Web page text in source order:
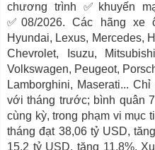
chương trình ✅khuyến
✅08/2026. Các hãng xe
Hyundai, Lexus, Mercedes,
Chevrolet, Isuzu,
Volkswagen, Peugeot,
Lamborghini, Maserati...
với tháng trước; bình quân
cùng kỳ, trong phạm vi mục
tháng đạt 38,06 tỷ USD,
15,2 tỷ USD, tăng 11,8%.